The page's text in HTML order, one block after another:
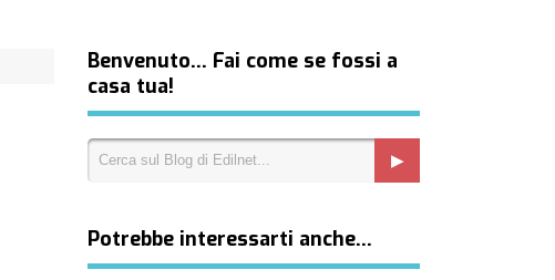
Benvenuto… Fai come se fossi a
casa tua!
Potrebbe interessarti anche…